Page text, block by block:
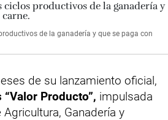
de la ganadería y que se paga con
de su lanzamiento oficial,
Producto”, impulsada
Ganadería y